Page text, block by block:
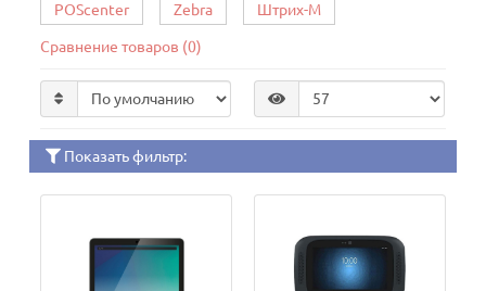
POScenter Zebra Штрих-М
Сравнение товаров (0)
Показать фильтр: